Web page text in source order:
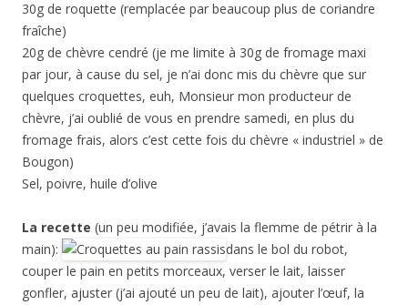
30g de roquette (remplacée par beaucoup plus de coriandre
fraîche)
20g de chèvre cendré (je me limite à 30g de fromage maxi
par jour, à cause du sel, je n’ai donc mis du chèvre que sur
quelques croquettes, euh, Monsieur mon producteur de
chèvre, j’ai oublié de vous en prendre samedi, en plus du
fromage frais, alors c’est cette fois du chèvre « industriel » de
Bougon)
Sel, poivre, huile d’olive
La recette (un peu modifiée, j’avais la flemme de pétrir à la
main):
dans le bol du robot,
couper le pain en petits morceaux, verser le lait, laisser
gonfler, ajuster (j’ai ajouté un peu de lait), ajouter l’œuf, la